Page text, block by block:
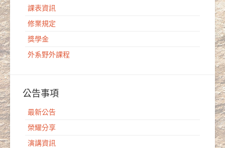
課表資訊
修業規定
獎學金
外系野外課程
公告事項
最新公告
榮耀分享
演講資訊